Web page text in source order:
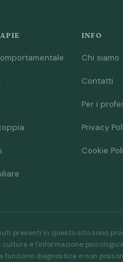
INFO
Chi siamo
Contatti
Per i
Privacy
Cookie
presenti in questo sito sono
e l'informazione
funzione diagnostica e non